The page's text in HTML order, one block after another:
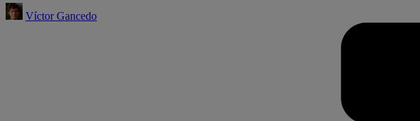
Víctor Gancedo